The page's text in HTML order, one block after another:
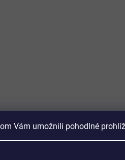
Vám umožnili pohodlné